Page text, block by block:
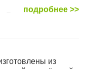
подробнее >>
из